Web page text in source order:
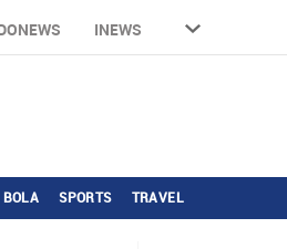
INEWS
BOLA SPORTS TRAVEL